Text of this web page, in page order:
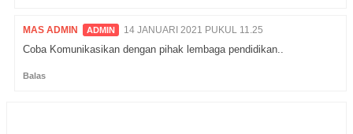
MAS ADMIN 14 JANUARI 2021 PUKUL 11.25
Coba Komunikasikan dengan pihak lembaga pendidikan..
Balas